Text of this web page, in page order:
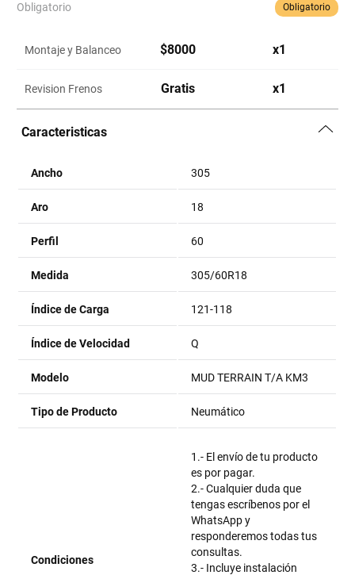
Obligatorio Obligatorio
Montaje y Balanceo $8000 x1
Revision Frenos Gratis x1
Caracteristicas
Ancho 305
Aro 18
Perfil 60
Medida 305/60R18
Índice de Carga 121-118
Índice de Velocidad Q
Modelo MUD TERRAIN T/A KM3
Tipo de Producto Neumático
Condiciones
1.- El envío de tu producto
es por pagar.
2.- Cualquier duda que
tengas escríbenos por el
WhatsApp y
responderemos todas tus
consultas.
3.- Incluye instalación